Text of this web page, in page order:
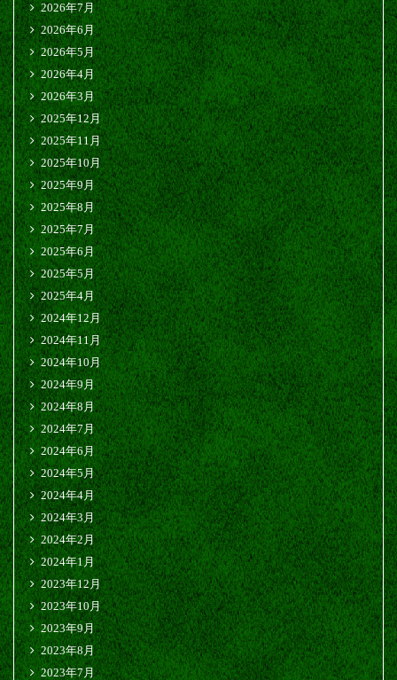
2026年7月
2026年6月
2026年5月
2026年4月
2026年3月
2025年12月
2025年11月
2025年10月
2025年9月
2025年8月
2025年7月
2025年6月
2025年5月
2025年4月
2024年12月
2024年11月
2024年10月
2024年9月
2024年8月
2024年7月
2024年6月
2024年5月
2024年4月
2024年3月
2024年2月
2024年1月
2023年12月
2023年10月
2023年9月
2023年8月
2023年7月